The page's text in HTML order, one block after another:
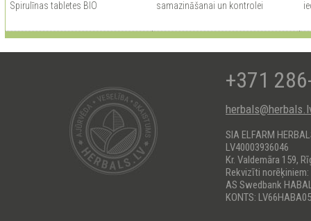
Spirulīnas tabletes BIO
samazināšanai un kontrolei
+371
SIA ELFARM
LV40003936046
Kr. Valdemāra 159,
Rekvizīti norēķiniem:
AS Swedbank
KONTS: